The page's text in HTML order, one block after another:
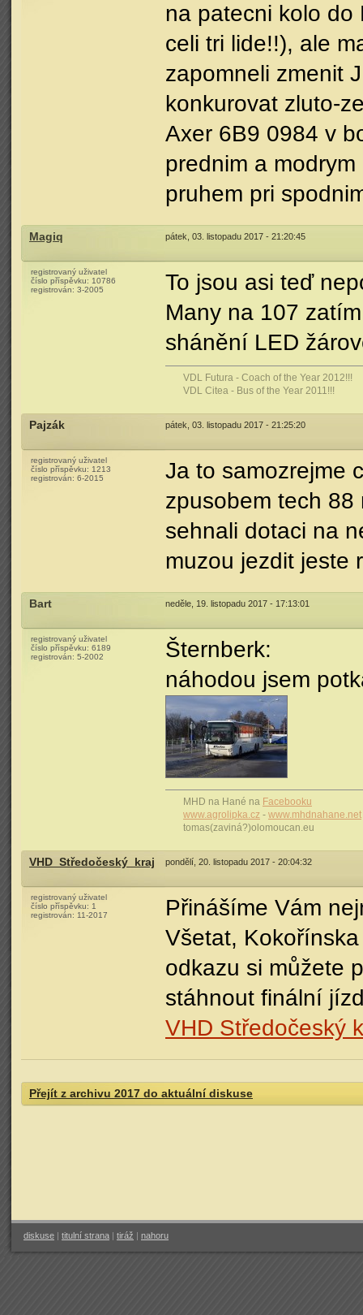
na patecni kolo do
celi tri lide!!), ale
zapomneli zmenit
konkurovat zluto-
Axer 6B9 0984 v
prednim a
pruhem pri
Magiq pátek, 03. listopadu 2017 - 21:20:45
registrovaný uživatel
číslo příspěvku: 10786
registrován: 3-2005
To jsou asi teď
Many na 107
shánění LED
VDL Futura - Coach of the Year 2012!!!
VDL Citea - Bus of the Year 2011!!!
Pajzák pátek, 03. listopadu 2017 - 21:25:20
registrovaný uživatel
číslo příspěvku: 1213
registrován: 6-2015
Ja to samozrejme
zpusobem tech
sehnali dotaci na
muzou jezdit jeste
Bart neděle, 19. listopadu 2017 - 17:13:01
registrovaný uživatel
číslo příspěvku: 6189
registrován: 5-2002
Šternberk:
náhodou jsem
MHD na Hané na Facebooku
www.agrolipka.cz - www.mhdnahane.net
tomas(zaviná?)olomoucan.eu
VHD_Středočeský_kraj pondělí, 20. listopadu 2017 - 20:04:32
registrovaný uživatel
číslo příspěvku: 1
registrován: 11-2017
Přinášíme Vám
Všetat,
odkazu si můžete
stáhnout finální
VHD Středočeský
Přejít z archivu 2017 do aktuální diskuse
diskuse | titulní strana | tiráž | nahoru